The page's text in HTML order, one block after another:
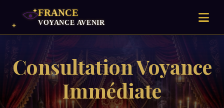
Consultation Voyance
Immédiate